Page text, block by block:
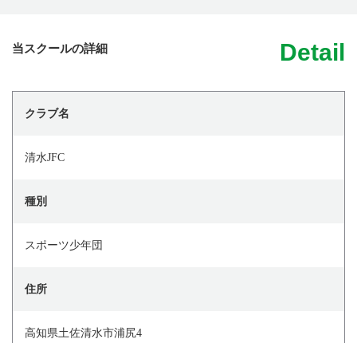
当スクールの詳細 Detail
クラブ名
清水JFC
種別
スポーツ少年団
住所
高知県土佐清水市浦尻4